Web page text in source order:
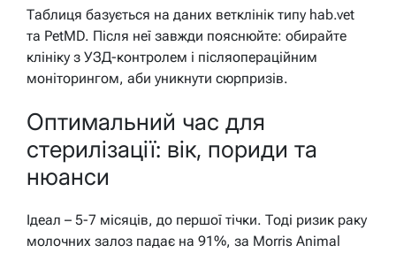
Таблиця базується на даних ветклінік типу hab.vet
та PetMD. Після неї завжди пояснюйте: обирайте
клініку з УЗД-контролем і післяопераційним
моніторингом, аби уникнути сюрпризів.
Оптимальний час для
стерилізації: вік, пориди та
нюанси
Ідеал – 5-7 місяців, до першої тічки. Тоді ризик раку
молочних залоз падає на 91%, за Morris Animal